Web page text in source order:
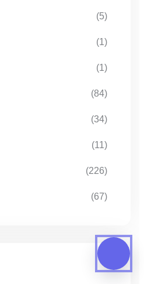
(5)
(1)
(1)
(84)
(34)
(11)
(226)
(67)